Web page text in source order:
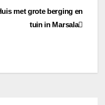
met grote berging en
tuin in Marsala